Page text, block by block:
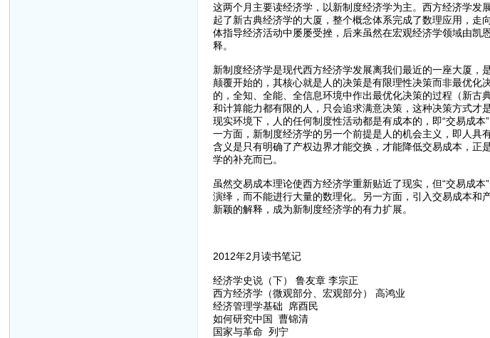
这两个月主要读经济学，以新制度经济学为主。西方经济学
起了新古典经济学的大厦，整个概念体系完成了数理应用，
体指导经济活动中屡屡受挫，后来虽然在宏观经济学领域由凯
释。
新制度经济学是现代西方经济学发展离我们最近的一座大厦
颠覆开始的，其核心就是人的决策是有限理性决策而非最优化
的，全知、全能、全信息环境中作出最优化决策的过程（新
和计算能力都有限的人，只会追求满意决策，这种决策方式
现实环境下，人的任何制度性活动都是有成本的，即“交易成
一方面，新制度经济学的另一个前提是人的机会主义，即人
含义是只有明确了产权边界才能交换，才能降低交易成本，
学的补充而已。
虽然交易成本理论使西方经济学重新贴近了现实，但“交易成
演绎，而不能进行大量的数理化。另一方面，引入交易成本和
新颖的解释，成为新制度经济学的有力扩展。
2012年2月读书笔记
经济学史说（下） 鲁友章 李宗正
西方经济学（微观部分、宏观部分） 高鸿业
经济管理学基础 席酉民
如何研究中国 曹锦清
国家与革命 列宁